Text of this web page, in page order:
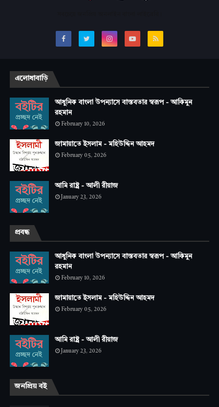
এলোধাবাড়ি
আধুনিক বাংলা উপন্যাসে বাস্তবতার স্বরূপ - আকিমুন
রহমান
February 10, 2026
জামায়াতে ইসলাম - মহিউদ্দিন আহমদ
February 05, 2026
আমি রাষ্ট্র - আলী রীয়াজ
January 23, 2026
প্রবন্ধ
আধুনিক বাংলা উপন্যাসে বাস্তবতার স্বরূপ - আকিমুন
রহমান
February 10, 2026
জামায়াতে ইসলাম - মহিউদ্দিন আহমদ
February 05, 2026
আমি রাষ্ট্র - আলী রীয়াজ
January 23, 2026
জনপ্রিয় বই